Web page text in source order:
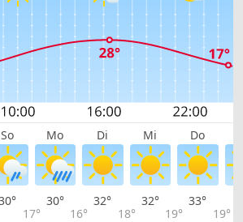
So Mo Di Mi Do
17°
30°
16°
32°
18°
32°
19°
33°
19°